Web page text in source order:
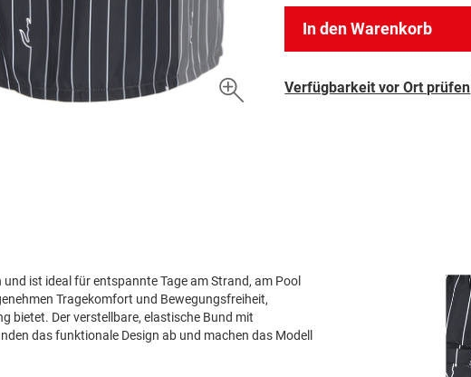
In den Warenkorb
Verfügbarkeit vor Ort prüfen
ist ideal für entspannte Tage am Strand, am Pool
Tragekomfort und Bewegungsfreiheit,
bietet. Der verstellbare, elastische Bund mit
das funktionale Design ab und machen das Modell